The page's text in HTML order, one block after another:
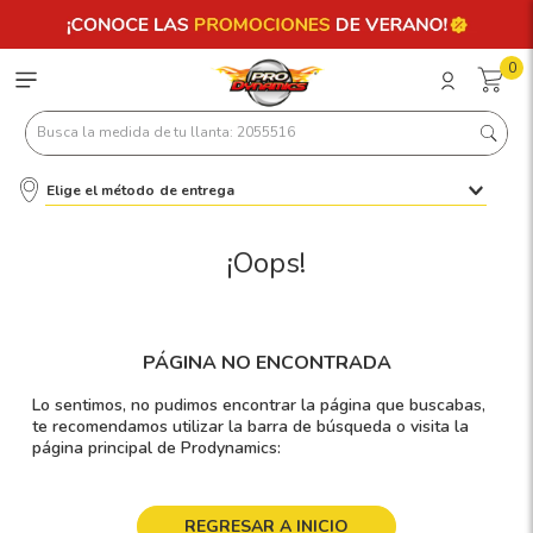
0
Busca la medida de tu llanta: 2055516
Elige el método de entrega
¡Oops!
PÁGINA NO ENCONTRADA
Lo sentimos, no pudimos encontrar la página que buscabas,
te recomendamos utilizar la barra de búsqueda o visita la
página principal de Prodynamics:
REGRESAR A INICIO
Términos más buscados
2
4.215
5.205
6.